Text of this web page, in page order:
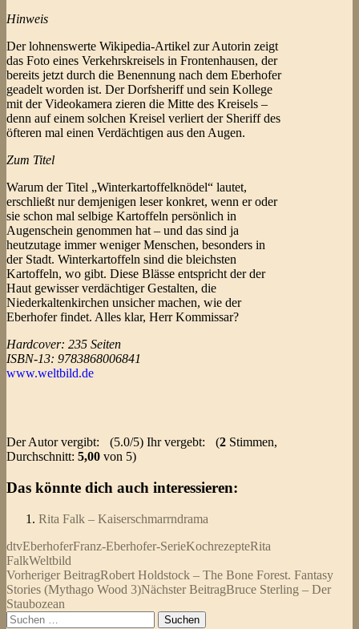
Hinweis
Der lohnenswerte Wikipedia-Artikel zur Autorin zeigt
das Foto eines Verkehrskreisels in Frontenhausen, der
bereits jetzt durch die Benennung nach dem Eberhofer
geadelt worden ist. Der Dorfsheriff und sein Kollege
mit der Videokamera zieren die Mitte des Kreisels –
denn auf einem solchen Kreisel verliert der Sheriff des
öfteren mal einen Verdächtigen aus den Augen.
Zum Titel
Warum der Titel „Winterkartoffelknödel“ lautet,
erschließt nur demjenigen leser konkret, wenn er oder
sie schon mal selbige Kartoffeln persönlich in
Augenschein genommen hat – und das sind ja
heutzutage immer weniger Menschen, besonders in
der Stadt. Winterkartoffeln sind die bleichsten
Kartoffeln, wo gibt. Diese Blässe entspricht der der
Haut gewisser verdächtiger Gestalten, die
Niederkaltenkirchen unsicher machen, wie der
Eberhofer findet. Alles klar, Herr Kommissar?
Hardcover: 235 Seiten
ISBN-13: 9783868006841
www.weltbild.de
Der Autor vergibt: (5.0/5) Ihr vergebt: (2 Stimmen,
Durchschnitt: 5,00 von 5)
Das könnte dich auch interessieren:
Rita Falk – Kaiserschmarrndrama
dtvEberhoferFranz-Eberhofer-SerieKochrezepteRita
FalkWeltbild
Beitragsnavigation
Vorheriger BeitragRobert Holdstock – The Bone Forest. Fantasy
Stories (Mythago Wood 3)Nächster BeitragBruce Sterling – Der
Staubozean
Suchen